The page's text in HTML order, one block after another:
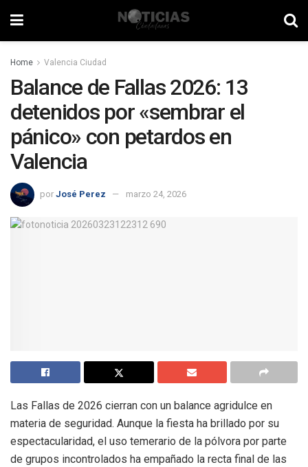
Home Valencia Ciudad
Balance de Fallas 2026: 13
detenidos por «sembrar el
pánico» con petardos en
Valencia
por José Perez marzo 24, 2026
Las Fallas de 2026 cierran con un balance agridulce en
materia de seguridad. Aunque la fiesta ha brillado por su
espectacularidad, el uso temerario de la pólvora por parte
de grupos incontrolados ha empañado la recta final de las